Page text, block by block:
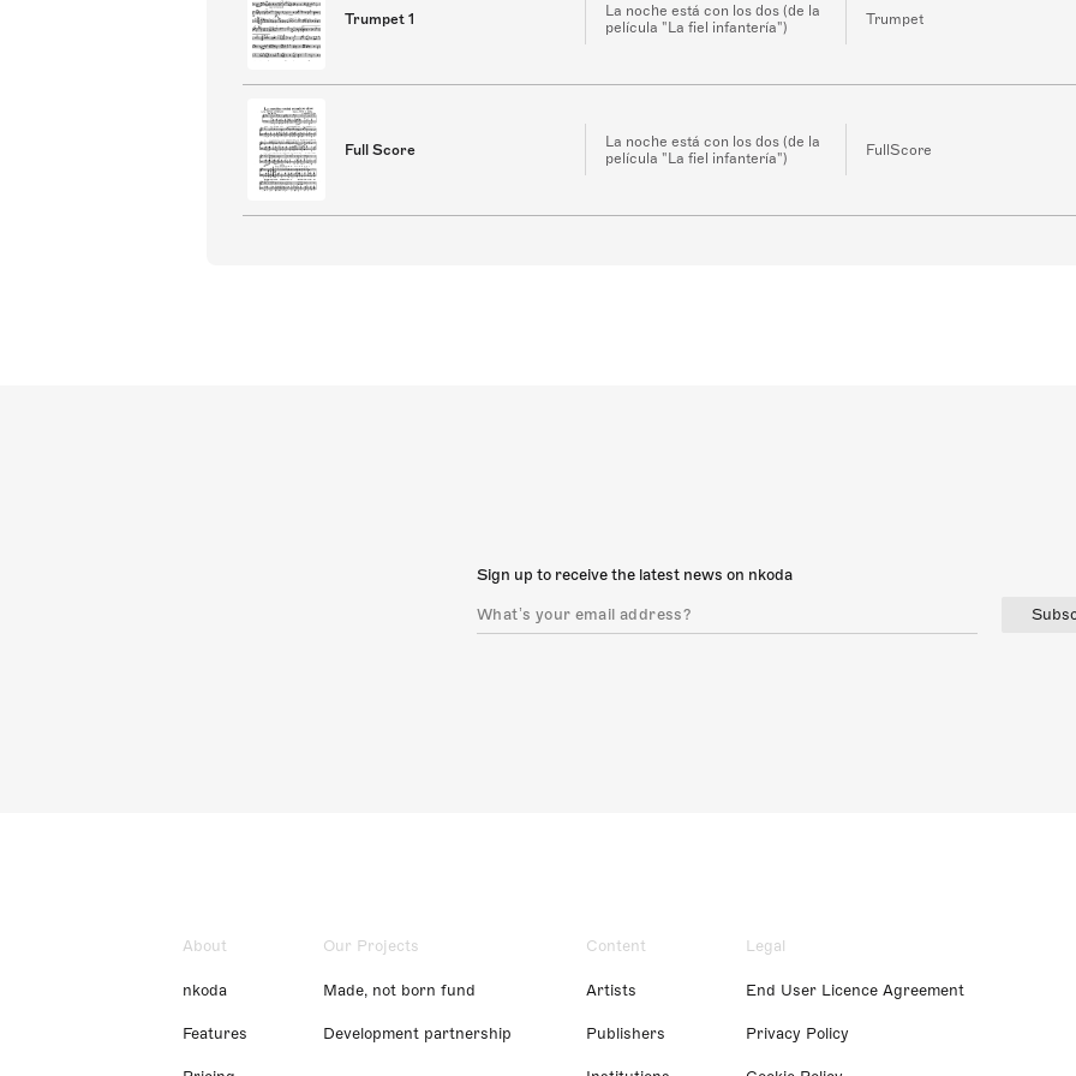
Trumpet 1
La noche está con los dos (de la
película "La fiel infantería")
Trumpet
Full Score
La noche está con los dos (de la
película "La fiel infantería")
FullScore
Sign up to receive the latest news on nkoda
About
nkoda
Features
Our Projects
Made, not born fund
Development partnership
Content
Artists
Publishers
Legal
End User Licence Agreement
Privacy Policy